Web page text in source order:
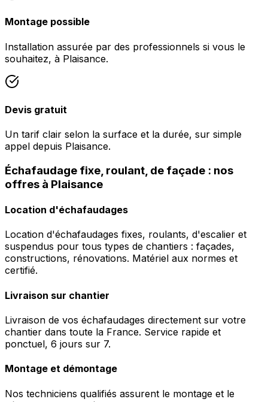
Montage possible
Installation assurée par des professionnels si vous le
souhaitez, à Plaisance.
Devis gratuit
Un tarif clair selon la surface et la durée, sur simple
appel depuis Plaisance.
Échafaudage fixe, roulant, de façade : nos
offres à Plaisance
Location d'échafaudages
Location d'échafaudages fixes, roulants, d'escalier et
suspendus pour tous types de chantiers : façades,
constructions, rénovations. Matériel aux normes et
certifié.
Livraison sur chantier
Livraison de vos échafaudages directement sur votre
chantier dans toute la France. Service rapide et
ponctuel, 6 jours sur 7.
Montage et démontage
Nos techniciens qualifiés assurent le montage et le